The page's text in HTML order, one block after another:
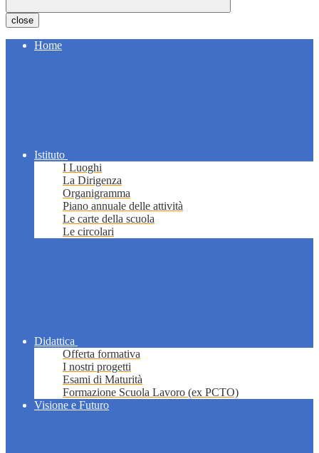
close
Home
Istituto
I Luoghi
La Dirigenza
Organigramma
Piano annuale delle attività
Le carte della scuola
Le circolari
Didattica
Offerta formativa
I nostri progetti
Esami di Maturità
Formazione Scuola Lavoro (ex PCTO)
Visione e Futuro